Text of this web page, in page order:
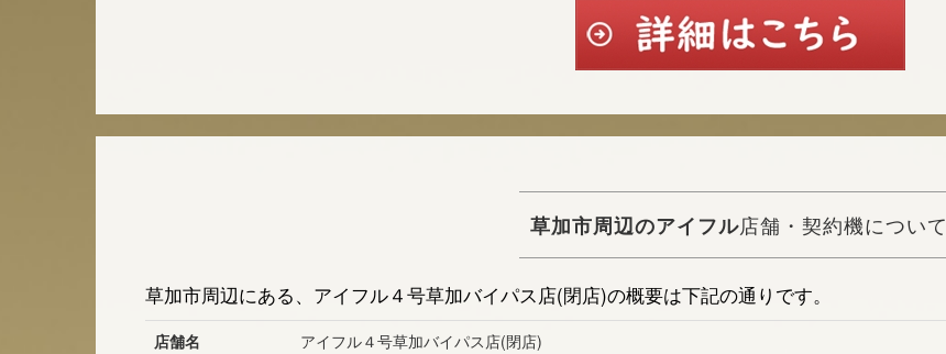
草加市周辺のアイフル店舗・契約機について
草加市周辺にある、アイフル４号草加バイパス店(閉店)の概要は下記の通りです。
店舗名
アイフル４号草加バイパス店(閉店)